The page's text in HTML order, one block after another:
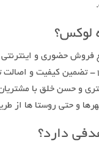
لوکس؟
پافشاری کرده و خواهد کرد: ۱-
و حتی روستا ها از
دارد؟